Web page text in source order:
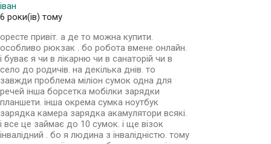
іван
6 роки(ів) тому
оресте привіт. а де то можна купити.
особливо рюкзак . бо робота вмене онлайн.
і буває я чи в лікарню чи в санаторій чи в
село до родичів. на декілька днів. то
завжди проблема міліон сумок одна для
речей інша борсетка мобілки зарядки
планшети. інша окрема сумка ноутбук
зарядка камера зарядка акамулятори всякі.
і все це займає до 10 сумок. і ще візок
інвалідний . бо я людина з інвалідністю. тому